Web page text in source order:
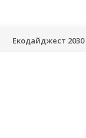
Екодайджест 2030